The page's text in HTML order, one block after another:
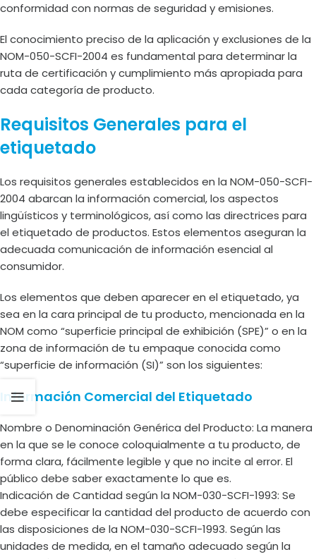
conformidad con normas de seguridad y emisiones.
El conocimiento preciso de la aplicación y exclusiones de la
NOM-050-SCFI-2004 es fundamental para determinar la
ruta de certificación y cumplimiento más apropiada para
cada categoría de producto.
Requisitos Generales para el
etiquetado
Los requisitos generales establecidos en la NOM-050-SCFI-
2004 abarcan la información comercial, los aspectos
lingüísticos y terminológicos, así como las directrices para
el etiquetado de productos. Estos elementos aseguran la
adecuada comunicación de información esencial al
consumidor.
Los elementos que deben aparecer en el etiquetado, ya
sea en la cara principal de tu producto, mencionada en la
NOM como “superficie principal de exhibición (SPE)” o en la
zona de información de tu empaque conocida como
“superficie de información (SI)” son los siguientes:
Información Comercial del Etiquetado
Nombre o Denominación Genérica del Producto: La manera
en la que se le conoce coloquialmente a tu producto, de
forma clara, fácilmente legible y que no incite al error. El
público debe saber exactamente lo que es.
Indicación de Cantidad según la NOM-030-SCFI-1993: Se
debe especificar la cantidad del producto de acuerdo con
las disposiciones de la NOM-030-SCFI-1993. Según las
unidades de medida, en el tamaño adecuado según la